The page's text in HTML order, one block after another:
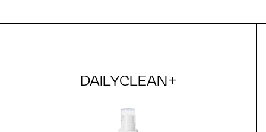
DAILYCLEAN+